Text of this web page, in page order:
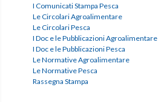
I Comunicati Stampa Pesca
Le Circolari Agroalimentare
Le Circolari Pesca
I Doc e le Pubblicazioni Agroalimentare
I Doc e le Pubblicazioni Pesca
Le Normative Agroalimentare
Le Normative Pesca
Rassegna Stampa